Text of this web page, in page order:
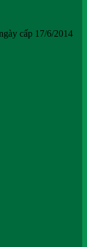
cấp 17/6/2014